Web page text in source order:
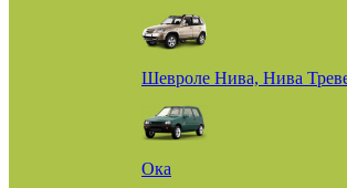
Шевроле Нива, Нива
Ока